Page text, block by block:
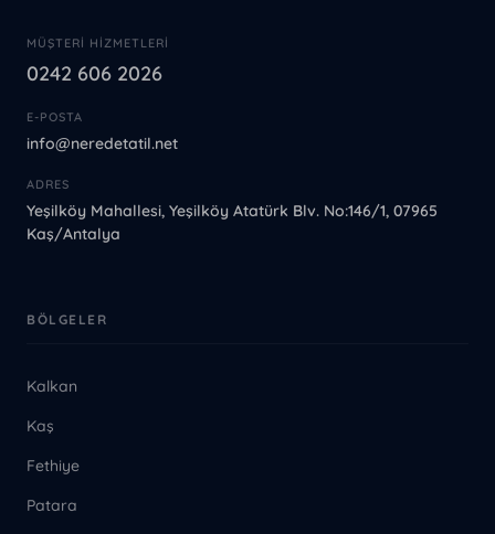
MÜŞTERI HIZMETLERI
0242 606 2026
E-POSTA
info@neredetatil.net
ADRES
Yeşilköy Mahallesi, Yeşilköy Atatürk Blv. No:146/1, 07965
Kaş/Antalya
BÖLGELER
Kalkan
Kaş
Fethiye
Patara